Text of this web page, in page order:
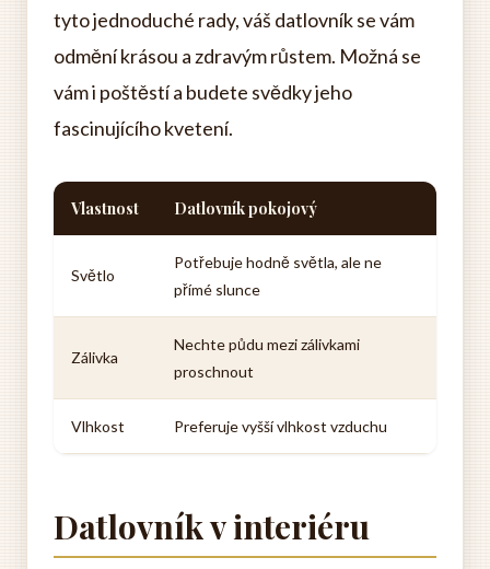
tyto jednoduché rady, váš datlovník se vám
odmění krásou a zdravým růstem. Možná se
vám i poštěstí a budete svědky jeho
fascinujícího kvetení.
Vlastnost Datlovník pokojový
Světlo
Potřebuje hodně světla, ale ne
přímé slunce
Zálivka
Nechte půdu mezi zálivkami
proschnout
Vlhkost Preferuje vyšší vlhkost vzduchu
Datlovník v interiéru